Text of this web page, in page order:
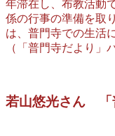
年滞在し、布教活動
係の行事の準備を取
は、普門寺での生活
（「普門寺だより」
若山悠光さん 「